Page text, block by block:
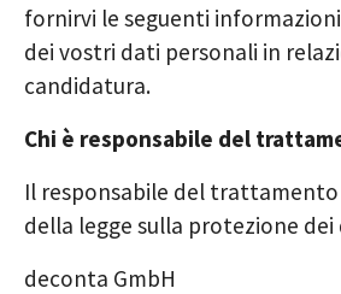
fornirvi le seguenti
dei vostri dati personali in
candidatura.
Chi è responsabile del
Il responsabile del trattamento
della legge sulla protezione dei
deconta GmbH